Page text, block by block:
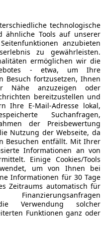
technologische
ähnliche Tools auf unserer
anzubieten
zu gewährleisten.
ermöglichen wir die
- etwa, um Ihre
Besuch fortzusetzen, Ihnen
Nähe anzuzeigen oder
bereitzustellen und
Ihre E-Mail-Adresse lokal,
Suchanfragen,
der Preisbewertung
Nutzung der Webseite, da
Besuchen entfällt. Mit Ihrer
Informationen an von
Einige Cookies/Tools
um von Ihnen bei
Informationen für 30 Tage
Zeitraums automatisch für
Verwendung solcher
Funktionen ganz oder